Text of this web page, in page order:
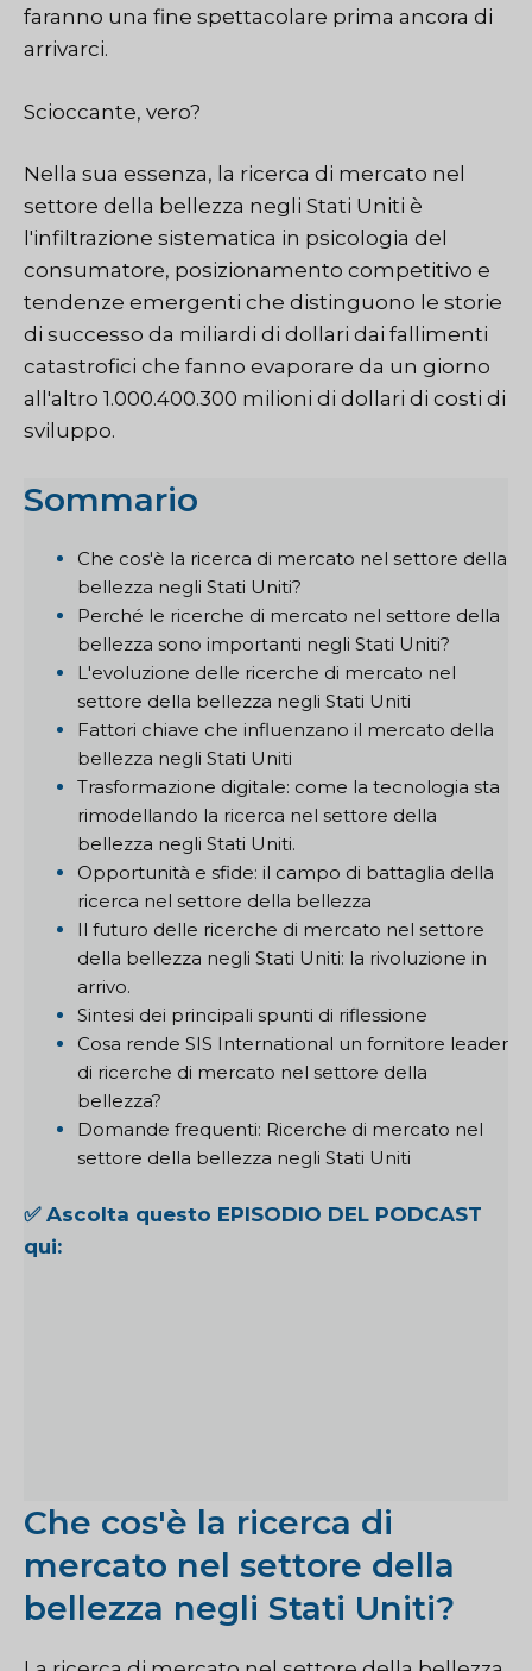
faranno una fine spettacolare prima ancora di
arrivarci.
Scioccante, vero?
Nella sua essenza, la ricerca di mercato nel
settore della bellezza negli Stati Uniti è
l'infiltrazione sistematica in psicologia del
consumatore, posizionamento competitivo e
tendenze emergenti che distinguono le storie
di successo da miliardi di dollari dai fallimenti
catastrofici che fanno evaporare da un giorno
all'altro 1.000.400.300 milioni di dollari di costi di
sviluppo.
Sommario
Che cos'è la ricerca di mercato nel settore della
bellezza negli Stati Uniti?
Perché le ricerche di mercato nel settore della
bellezza sono importanti negli Stati Uniti?
L'evoluzione delle ricerche di mercato nel
settore della bellezza negli Stati Uniti
Fattori chiave che influenzano il mercato della
bellezza negli Stati Uniti
Trasformazione digitale: come la tecnologia sta
rimodellando la ricerca nel settore della
bellezza negli Stati Uniti.
Opportunità e sfide: il campo di battaglia della
ricerca nel settore della bellezza
Il futuro delle ricerche di mercato nel settore
della bellezza negli Stati Uniti: la rivoluzione in
arrivo.
Sintesi dei principali spunti di riflessione
Cosa rende SIS International un fornitore leader
di ricerche di mercato nel settore della
bellezza?
Domande frequenti: Ricerche di mercato nel
settore della bellezza negli Stati Uniti
✅ Ascolta questo EPISODIO DEL PODCAST
qui:
Che cos'è la ricerca di
mercato nel settore della
bellezza negli Stati Uniti?